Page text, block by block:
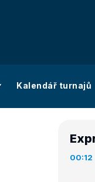
Kalendář turnajů
00:12